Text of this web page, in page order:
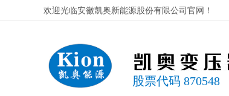
欢迎光临安徽凯奥新能源股份有限公司官网！
股票代码 870548